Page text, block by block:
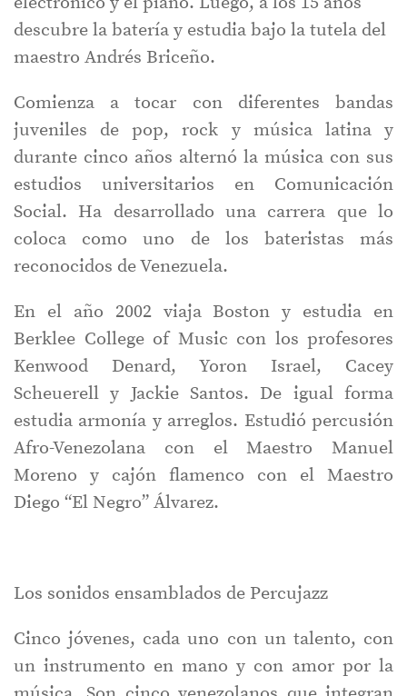
descubre la batería y estudia bajo la tutela del
maestro Andrés Briceño.
Comienza a tocar con diferentes bandas
juveniles de pop, rock y música latina y
durante cinco años alternó la música con sus
estudios universitarios en Comunicación
Social. Ha desarrollado una carrera que lo
coloca como uno de los bateristas más
reconocidos de Venezuela.
En el año 2002 viaja Boston y estudia en
Berklee College of Music con los profesores
Kenwood Denard, Yoron Israel, Cacey
Scheuerell y Jackie Santos. De igual forma
estudia armonía y arreglos. Estudió percusión
Afro-Venezolana con el Maestro Manuel
Moreno y cajón flamenco con el Maestro
Diego “El Negro” Álvarez.
Los sonidos ensamblados de Percujazz
Cinco jóvenes, cada uno con un talento, con
un instrumento en mano y con amor por la